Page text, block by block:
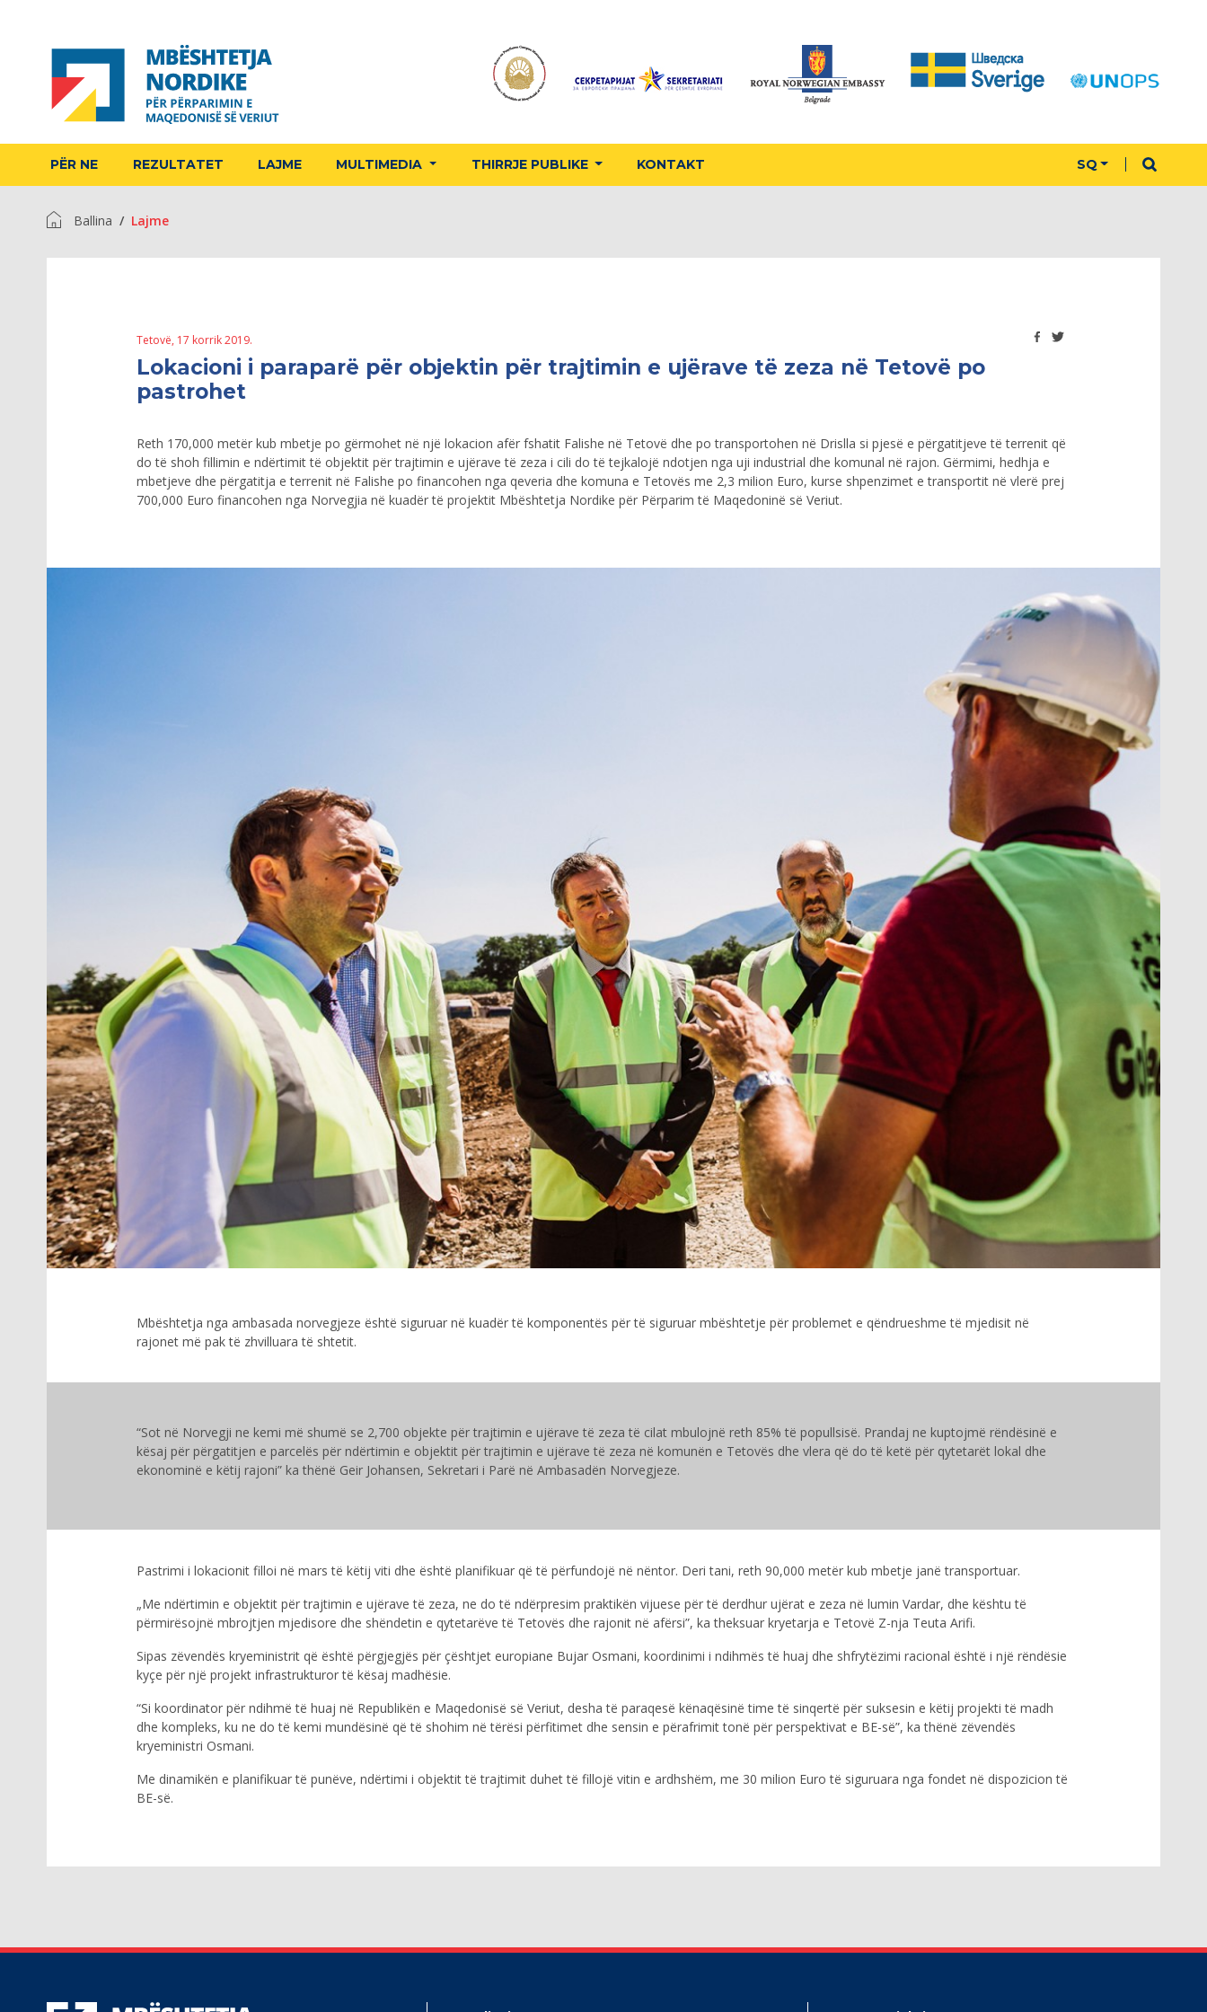
PËR NE REZULTATET LAJME MULTIMEDIA THIRRJE PUBLIKE KONTAKT SQ
Ballina Lajme
Tetovë, 17 korrik 2019.
Lokacioni i paraparë për objektin për trajtimin e ujërave të zeza në Tetovë po
pastrohet
Reth 170,000 metër kub mbetje po gërmohet në një lokacion afër fshatit Falishe në Tetovë dhe po transportohen në Drislla si pjesë e përgatitjeve të terrenit që
do të shoh fillimin e ndërtimit të objektit për trajtimin e ujërave të zeza i cili do të tejkalojë ndotjen nga uji industrial dhe komunal në rajon. Gërmimi, hedhja e
mbetjeve dhe përgatitja e terrenit në Falishe po financohen nga qeveria dhe komuna e Tetovës me 2,3 milion Euro, kurse shpenzimet e transportit në vlerë prej
700,000 Euro financohen nga Norvegjia në kuadër të projektit Mbështetja Nordike për Përparim të Maqedoninë së Veriut.
Mbështetja nga ambasada norvegjeze është siguruar në kuadër të komponentës për të siguruar mbështetje për problemet e qëndrueshme të mjedisit në
rajonet më pak të zhvilluara të shtetit.
“Sot në Norvegji ne kemi më shumë se 2,700 objekte për trajtimin e ujërave të zeza të cilat mbulojnë reth 85% të popullsisë. Prandaj ne kuptojmë rëndësinë e
kësaj për përgatitjen e parcelës për ndërtimin e objektit për trajtimin e ujërave të zeza në komunën e Tetovës dhe vlera që do të ketë për qytetarët lokal dhe
ekonominë e këtij rajoni” ka thënë Geir Johansen, Sekretari i Parë në Ambasadën Norvegjeze.
Pastrimi i lokacionit filloi në mars të këtij viti dhe është planifikuar që të përfundojë në nëntor. Deri tani, reth 90,000 metër kub mbetje janë transportuar.
„Me ndërtimin e objektit për trajtimin e ujërave të zeza, ne do të ndërpresim praktikën vijuese për të derdhur ujërat e zeza në lumin Vardar, dhe kështu të
përmirësojnë mbrojtjen mjedisore dhe shëndetin e qytetarëve të Tetovës dhe rajonit në afërsi”, ka theksuar kryetarja e Tetovë Z-nja Teuta Arifi.
Sipas zëvendës kryeministrit që është përgjegjës për çështjet europiane Bujar Osmani, koordinimi i ndihmës të huaj dhe shfrytëzimi racional është i një rëndësie
kyçe për një projekt infrastrukturor të kësaj madhësie.
“Si koordinator për ndihmë të huaj në Republikën e Maqedonisë së Veriut, desha të paraqesë kënaqësinë time të sinqertë për suksesin e këtij projekti të madh
dhe kompleks, ku ne do të kemi mundësinë që të shohim në tërësi përfitimet dhe sensin e përafrimit tonë për perspektivat e BE-së”, ka thënë zëvendës
kryeministri Osmani.
Me dinamikën e planifikuar të punëve, ndërtimi i objektit të trajtimit duhet të fillojë vitin e ardhshëm, me 30 milion Euro të siguruara nga fondet në dispozicion të
BE-së.